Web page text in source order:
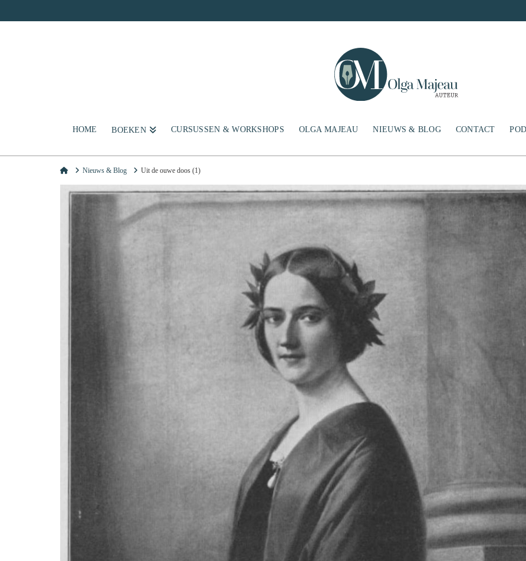
HOME BOEKEN CURSUSSEN & WORKSHOPS OLGA MAJEAU NIEUWS & BLOG CONTACT
HomeNieuws & Blog Uit de ouwe doos (1)